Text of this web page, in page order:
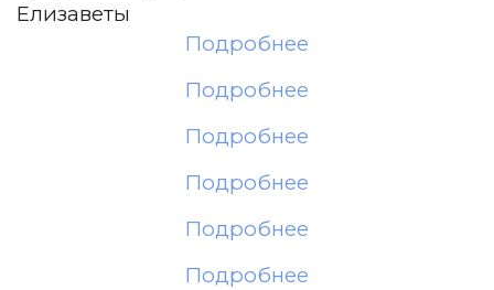
Елизаветы
Подробнее
Подробнее
Подробнее
Подробнее
Подробнее
Подробнее